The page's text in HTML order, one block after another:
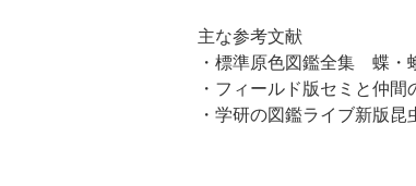
主な参考文献
・標準原色図鑑全集 蝶
・フィールド版セミと
・学研の図鑑ライブ新版